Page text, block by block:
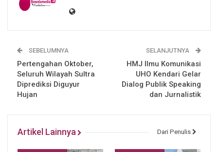
SEBELUMNYA
Pertengahan Oktober,
Seluruh Wilayah Sultra
Diprediksi Diguyur
Hujan
SELANJUTNYA
HMJ Ilmu Komunikasi
UHO Kendari Gelar
Dialog Publik Speaking
dan Jurnalistik
Artikel Lainnya Dari Penulis